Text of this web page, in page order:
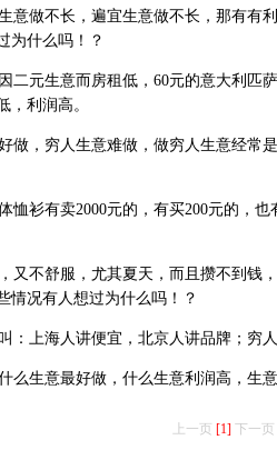
做不长，遍宜生意做不长，那有有
为什么吗！？
元生意而房租低，60元的意大利匹
，利润高。
，穷人生意难做，做穷人生意经常
衫有卖2000元的，有买200元的，
不舒服，尤其夏天，而且攒不到钱
情况有人想过为什么吗！？
上海人讲便宜，北京人讲品牌；穷
生意最好做，什么生意利润高，生
上一页 [1] 下一页